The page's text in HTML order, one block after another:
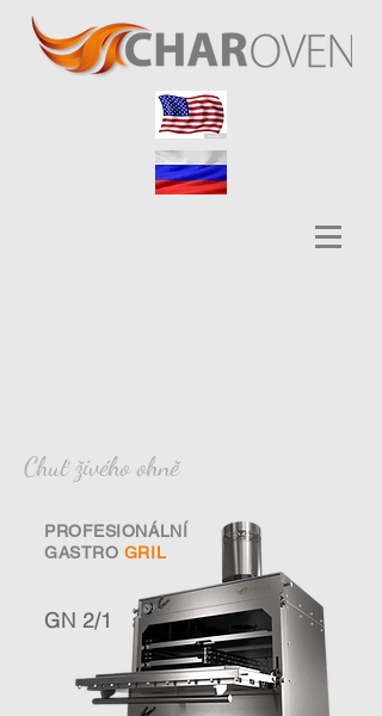
PROFESIONÁLNÍ
GASTRO GRIL
GN 2/1
Chuť živého ohně